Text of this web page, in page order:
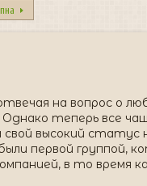
на вопрос о
Однако теперь все
свой высокий
первой группой,
в то время